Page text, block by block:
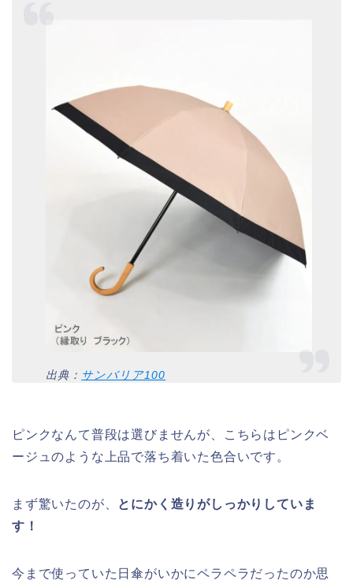
出典： サンバリア100
ピンクなんて普段は選びませんが、こちらはピンクベ
ージュのような上品で落ち着いた色合いです。
まず驚いたのが、 とにかく造りがしっかりしていま
す！
今まで使っていた日傘がいかにペラペラだったのか思